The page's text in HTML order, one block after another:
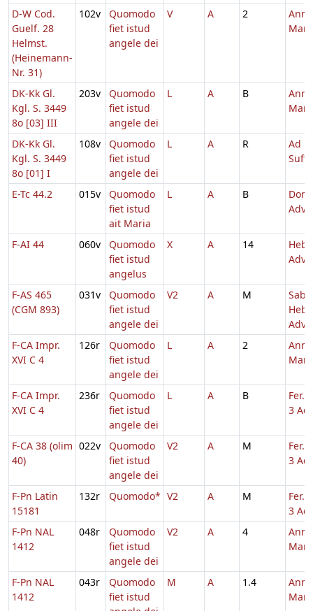
D-W Cod.
Guelf. 28
Helmst.
(Heinemann-
Nr. 31)
102v
Quomodo
fiet istud
angele dei
V A 2
DK-Kk Gl.
Kgl. S. 3449
8o [03] III
203v
Quomodo
fiet istud
angele dei
L A B
DK-Kk Gl.
Kgl. S. 3449
8o [01] I
108v
Quomodo
fiet istud
angele dei
L A R
Ad
E-Tc 44.2 015v
Quomodo
fiet istud
ait Maria
L A B
F-AI 44 060v
Quomodo
fiet istud
angelus
X A 14
F-AS 465
(CGM 893)
031v
Quomodo
fiet istud
angele dei
V2 A M
Adv.
F-CA Impr.
XVI C 4
126r
Quomodo
fiet istud
angele dei
L A 2
F-CA Impr.
XVI C 4
236r
Quomodo
fiet istud
angele dei
L A B
Fer.
3
F-CA 38 (olim
40)
022v
Quomodo
fiet istud
angele dei
V2 A M
Fer.
3
F-Pn Latin
15181
132r Quomodo* V2 A M
Fer.
3
F-Pn NAL
1412
048r
Quomodo
fiet istud
angele dei
V2 A 4
F-Pn NAL
1412
043r
Quomodo
fiet istud
M A 1.4